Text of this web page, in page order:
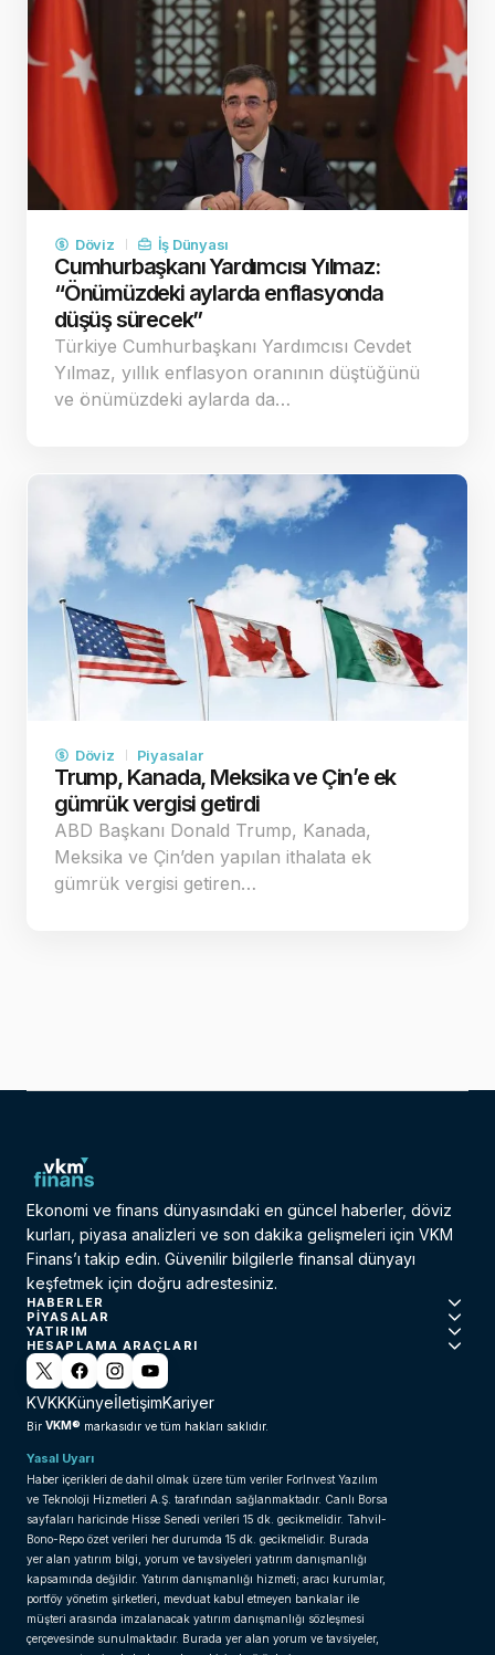
Döviz İş Dünyası
Cumhurbaşkanı Yardımcısı Yılmaz:
“Önümüzdeki aylarda enflasyonda
düşüş sürecek”
Türkiye Cumhurbaşkanı Yardımcısı Cevdet
Yılmaz, yıllık enflasyon oranının düştüğünü
ve önümüzdeki aylarda da…
Döviz Piyasalar
Trump, Kanada, Meksika ve Çin’e ek
gümrük vergisi getirdi
ABD Başkanı Donald Trump, Kanada,
Meksika ve Çin’den yapılan ithalata ek
gümrük vergisi getiren…
Ekonomi ve finans dünyasındaki en güncel haberler, döviz
kurları, piyasa analizleri ve son dakika gelişmeleri için VKM
Finans’ı takip edin. Güvenilir bilgilerle finansal dünyayı
keşfetmek için doğru adrestesiniz.
HABERLER
PIYASALAR
YATIRIM
HESAPLAMA ARAÇLARI
KVKKKünyeİletişimKariyer
Bir VKM® markasıdır ve tüm hakları saklıdır.
Yasal Uyarı
Haber içerikleri de dahil olmak üzere tüm veriler ForInvest Yazılım
ve Teknoloji Hizmetleri A.Ş. tarafından sağlanmaktadır. Canlı Borsa
sayfaları haricinde Hisse Senedi verileri 15 dk. gecikmelidir. Tahvil-
Bono-Repo özet verileri her durumda 15 dk. gecikmelidir. Burada
yer alan yatırım bilgi, yorum ve tavsiyeleri yatırım danışmanlığı
kapsamında değildir. Yatırım danışmanlığı hizmeti; aracı kurumlar,
portföy yönetim şirketleri, mevduat kabul etmeyen bankalar ile
müşteri arasında imzalanacak yatırım danışmanlığı sözleşmesi
çerçevesinde sunulmaktadır. Burada yer alan yorum ve tavsiyeler,